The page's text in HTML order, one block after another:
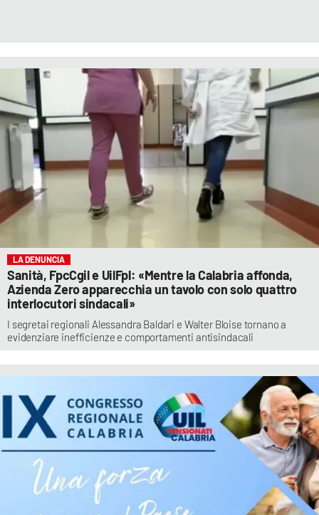
LA DENUNCIA
Sanità, FpcCgil e UilFpl: «Mentre la Calabria affonda,
Azienda Zero apparecchia un tavolo con solo quattro
interlocutori sindacali»
I segretai regionali Alessandra Baldari e Walter Bloise tornano a
evidenziare inefficienze e comportamenti antisindacali